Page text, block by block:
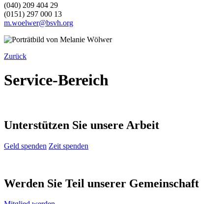
(040) 209 404 29
(0151) 297 000 13
m.woelwer@bsvh.org
Zurück
Service-Bereich
Unterstützen Sie unsere Arbeit
Geld spenden Zeit spenden
Werden Sie Teil unserer Gemeinschaft